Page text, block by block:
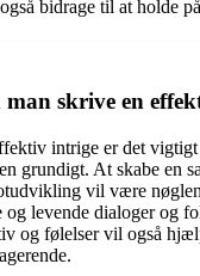
bidrage til at holde
skrive en
intrige er det
grundigt. At skabe en
vil være
levende dialoger og
og følelser vil også